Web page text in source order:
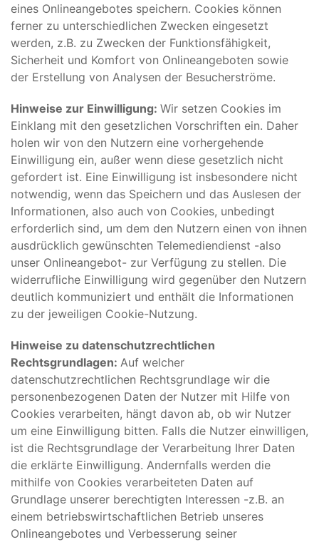
eines Onlineangebotes speichern. Cookies können
ferner zu unterschiedlichen Zwecken eingesetzt
werden, z.B. zu Zwecken der Funktionsfähigkeit,
Sicherheit und Komfort von Onlineangeboten sowie
der Erstellung von Analysen der Besucherströme.
Hinweise zur Einwilligung: Wir setzen Cookies im
Einklang mit den gesetzlichen Vorschriften ein. Daher
holen wir von den Nutzern eine vorhergehende
Einwilligung ein, außer wenn diese gesetzlich nicht
gefordert ist. Eine Einwilligung ist insbesondere nicht
notwendig, wenn das Speichern und das Auslesen der
Informationen, also auch von Cookies, unbedingt
erforderlich sind, um dem den Nutzern einen von ihnen
ausdrücklich gewünschten Telemediendienst -also
unser Onlineangebot- zur Verfügung zu stellen. Die
widerrufliche Einwilligung wird gegenüber den Nutzern
deutlich kommuniziert und enthält die Informationen
zu der jeweiligen Cookie-Nutzung.
Hinweise zu datenschutzrechtlichen
Rechtsgrundlagen: Auf welcher
datenschutzrechtlichen Rechtsgrundlage wir die
personenbezogenen Daten der Nutzer mit Hilfe von
Cookies verarbeiten, hängt davon ab, ob wir Nutzer
um eine Einwilligung bitten. Falls die Nutzer einwilligen,
ist die Rechtsgrundlage der Verarbeitung Ihrer Daten
die erklärte Einwilligung. Andernfalls werden die
mithilfe von Cookies verarbeiteten Daten auf
Grundlage unserer berechtigten Interessen -z.B. an
einem betriebswirtschaftlichen Betrieb unseres
Onlineangebotes und Verbesserung seiner